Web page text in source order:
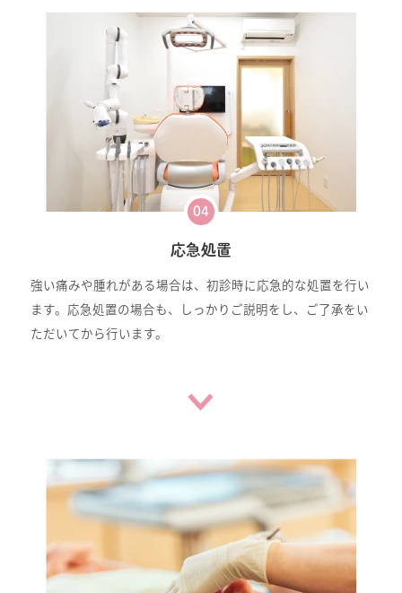
04
応急処置
強い痛みや腫れがある場合は、初診時に応急的な処置を行い
ます。応急処置の場合も、しっかりご説明をし、ご了承をい
ただいてから行います。